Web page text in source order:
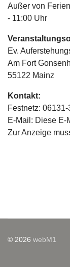
Außer von
- 11:00 Uhr
Ev.
Am Fort
55122 Mainz
Kontakt:
Festnetz:
E-Mail: Diese E-
Zur Anzeige
© 2026 webM1